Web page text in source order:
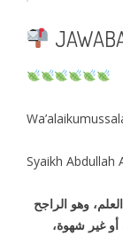
Syaikh Abdullah
وهو الراجح
أو غير شهوة،